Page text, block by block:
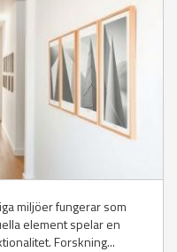
miljöer fungerar som
element spelar en
Forskning...